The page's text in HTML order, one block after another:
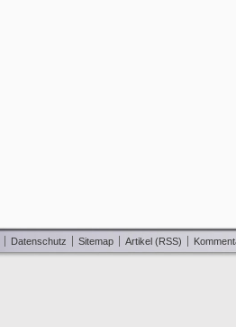
Datenschutz Sitemap Artikel (RSS)